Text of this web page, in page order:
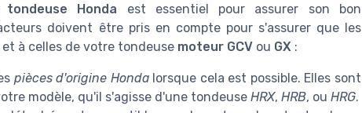
tondeuse Honda est essentiel pour assurer son bon
doivent être pris en compte pour s'assurer que les
à celles de votre tondeuse moteur GCV ou GX :
pièces d'origine Hondalorsque cela est possible. Elles sont
modèle, qu'il s'agisse d'une tondeuse HRX, HRB, ou HRG.